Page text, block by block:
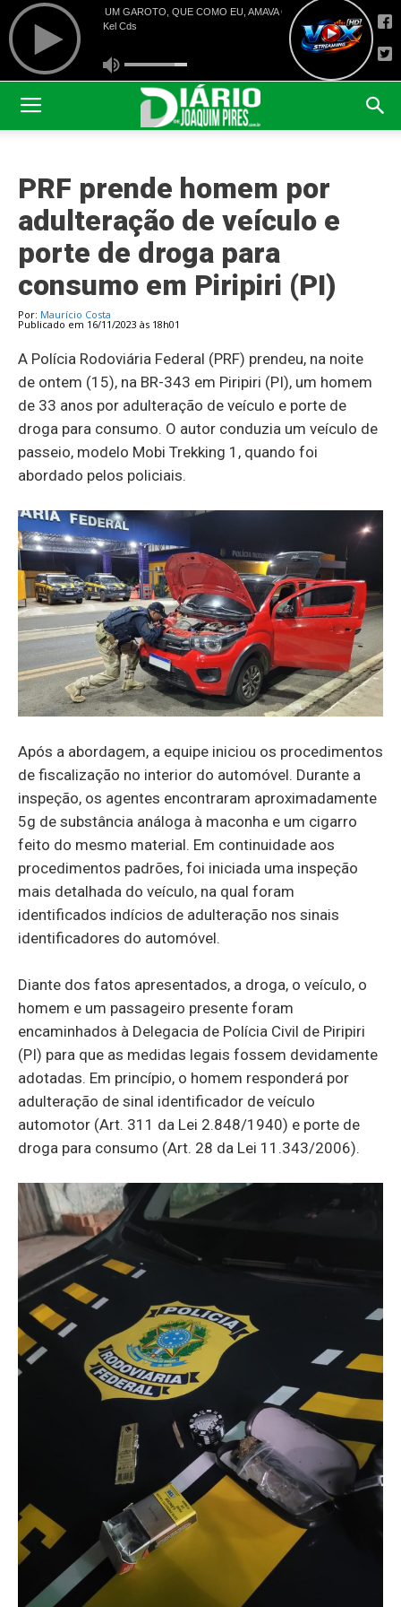
PRF prende homem por
adulteração de veículo e
porte de droga para
consumo em Piripiri (PI)
Por: Maurício Costa
Publicado em 16/11/2023 às 18h01
A Polícia Rodoviária Federal (PRF) prendeu, na noite
de ontem (15), na BR-343 em Piripiri (PI), um homem
de 33 anos por adulteração de veículo e porte de
droga para consumo. O autor conduzia um veículo de
passeio, modelo Mobi Trekking 1, quando foi
abordado pelos policiais.
Após a abordagem, a equipe iniciou os procedimentos
de fiscalização no interior do automóvel. Durante a
inspeção, os agentes encontraram aproximadamente
5g de substância análoga à maconha e um cigarro
feito do mesmo material. Em continuidade aos
procedimentos padrões, foi iniciada uma inspeção
mais detalhada do veículo, na qual foram
identificados indícios de adulteração nos sinais
identificadores do automóvel.
Diante dos fatos apresentados, a droga, o veículo, o
homem e um passageiro presente foram
encaminhados à Delegacia de Polícia Civil de Piripiri
(PI) para que as medidas legais fossem devidamente
adotadas. Em princípio, o homem responderá por
adulteração de sinal identificador de veículo
automotor (Art. 311 da Lei 2.848/1940) e porte de
droga para consumo (Art. 28 da Lei 11.343/2006).